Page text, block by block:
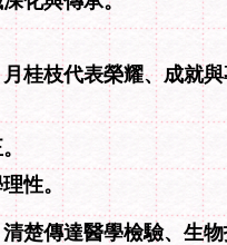
桂枝代表榮耀、成就
性。
楚傳達醫學檢驗、生